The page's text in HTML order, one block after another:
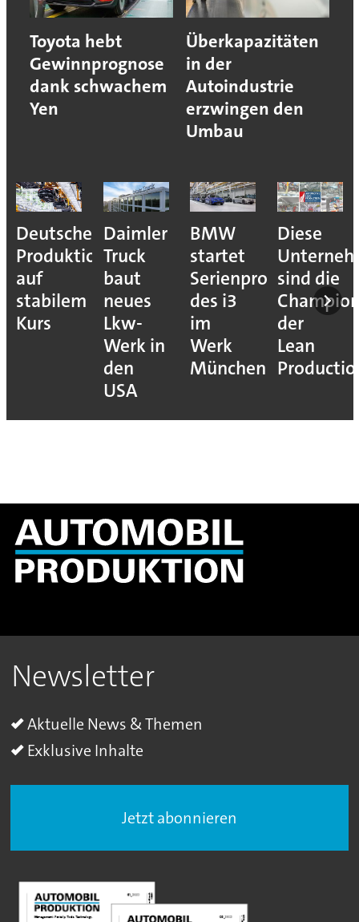
Toyota hebt
Gewinnprognose
dank schwachem
Yen
Überkapazitäten
in der
Autoindustrie
erzwingen den
Umbau
Deutsche
Produktion
auf
stabilem
Kurs
Daimler
Truck
baut
neues
Lkw-
Werk in
den
USA
BMW
startet
Serienproduktion
des i3
im
Werk
München
Diese
sind die
der
Lean
Newsletter
Aktuelle News & Themen
Exklusive Inhalte
Jetzt abonnieren